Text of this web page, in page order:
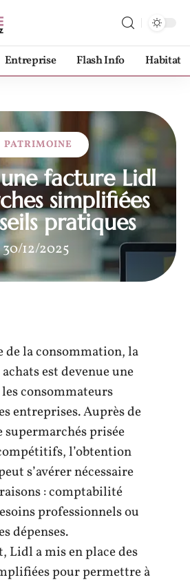
Entreprise Flash Info Habitat
PATRIMOINE
facture Lidl
simplifiées
pratiques
30/12/2025
de la consommation, la
est devenue une
consommateurs
entreprises. Auprès de
supermarchés prisée
l’obtention
s’avérer nécessaire
: comptabilité
professionnels ou
dépenses.
Lidl a mis en place des
pour permettre à